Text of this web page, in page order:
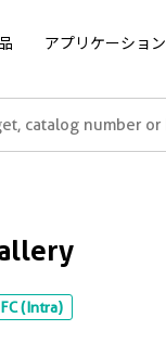
アプリケーション
FC (Intra)